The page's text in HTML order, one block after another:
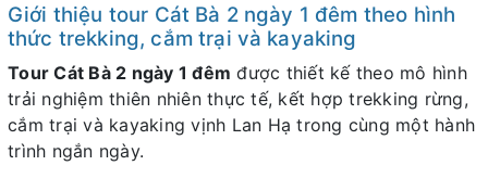
Giới thiệu tour Cát Bà 2 ngày 1 đêm theo hình
thức trekking, cắm trại và kayaking
Tour Cát Bà 2 ngày 1 đêm được thiết kế theo mô hình
trải nghiệm thiên nhiên thực tế, kết hợp trekking rừng,
cắm trại và kayaking vịnh Lan Hạ trong cùng một hành
trình ngắn ngày.